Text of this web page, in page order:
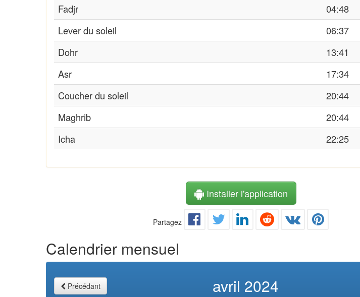
Fadjr
04:48
Lever du soleil
06:37
Dohr
13:41
Asr
17:34
Coucher du soleil
20:44
Maghrib
20:44
Icha
22:25
Installer l'application
Partagez
Calendrier mensuel
Précédant avril 2024